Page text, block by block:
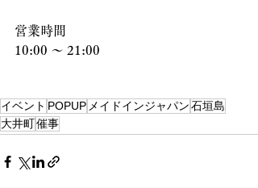
営業時間
10:00 ～ 21:00
イベント POPUP メイドインジャパン石垣島
大井町催事